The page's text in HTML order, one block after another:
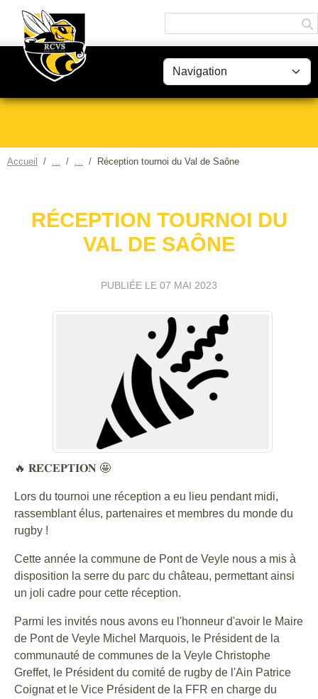
Accueil Réception tournoi du Val de Saône
RÉCEPTION TOURNOI DU
VAL DE SAÔNE
PUBLIÉE LE 07 MAI 2023
🔥 𝐑𝐄́𝐂𝐄𝐏𝐓𝐈𝐎𝐍 🤩
Lors du tournoi une réception a eu lieu pendant midi,
rassemblant élus, partenaires et membres du monde du
rugby !
Cette année la commune de Pont de Veyle nous a mis à
disposition la serre du parc du château, permettant ainsi
un joli cadre pour cette réception.
Parmi les invités nous avons eu l'honneur d'avoir le Maire
de Pont de Veyle Michel Marquois, le Président de la
communauté de communes de la Veyle Christophe
Greffet, le Président du comité de rugby de l'Ain Patrice
Coignat et le Vice Président de la FFR en charge du
Panneau de gestion des cookies